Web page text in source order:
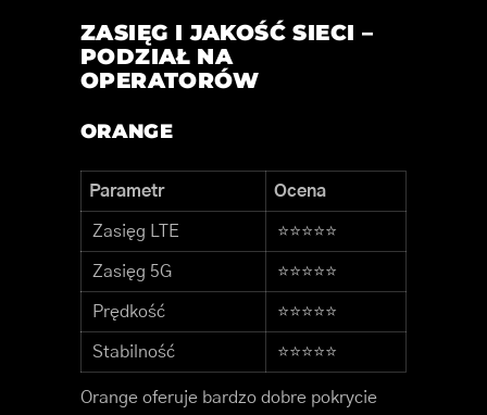
ZASIĘG I JAKOŚĆ SIECI –
PODZIAŁ NA
OPERATORÓW
ORANGE
Parametr Ocena
Zasięg LTE ⭐⭐⭐⭐⭐
Zasięg 5G ⭐⭐⭐⭐⭐
Prędkość ⭐⭐⭐⭐⭐
Stabilność ⭐⭐⭐⭐⭐
Orange oferuje bardzo dobre pokrycie